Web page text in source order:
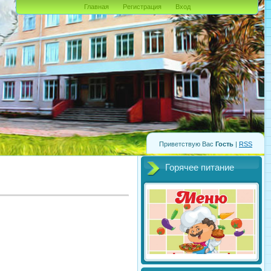
Приветствую Вас Гость | RSS
Главная Регистрация Вход
Горячее питание